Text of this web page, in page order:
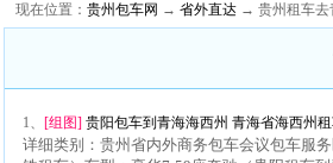
现在位置： 贵州包车网 → 省外直达→ 贵州租车去
1、 [组图] 贵阳包车到青海海西州 青海省海西州租
详细类别：贵州省内外商务包车会议包车服